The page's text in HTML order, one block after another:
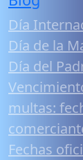
Día
Día de la
Día del
multas:
Fechas